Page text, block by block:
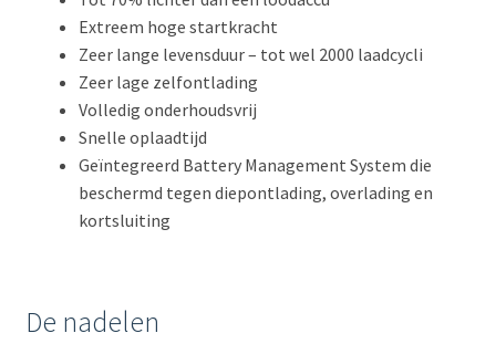
Extreem hoge startkracht
Zeer lange levensduur – tot wel 2000 laadcycli
Zeer lage zelfontlading
Volledig onderhoudsvrij
Snelle oplaadtijd
Geïntegreerd Battery Management System die
beschermd tegen diepontlading, overlading en
kortsluiting
De nadelen